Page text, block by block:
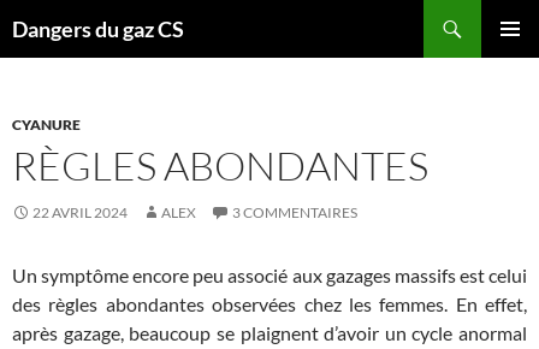
Dangers du gaz CS
CYANURE
RÈGLES ABONDANTES
22 AVRIL 2024 ALEX 3 COMMENTAIRES
Un symptôme encore peu associé aux gazages massifs est celui
des règles abondantes observées chez les femmes. En effet,
après gazage, beaucoup se plaignent d’avoir un cycle anormal